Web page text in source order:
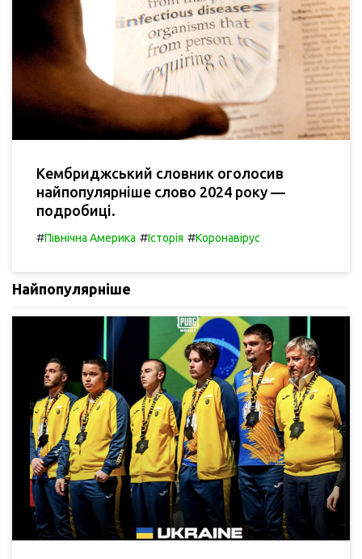
Кембриджський словник оголосив
найпопулярніше слово 2024 року —
подробиці.
#Північна Америка #Історія #Коронавірус
Найпопулярніше